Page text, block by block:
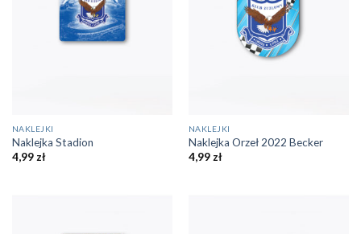
NAKLEJKI
Naklejka Stadion
4,99zł
NAKLEJKI
Naklejka Orzeł 2022 Becker
4,99zł